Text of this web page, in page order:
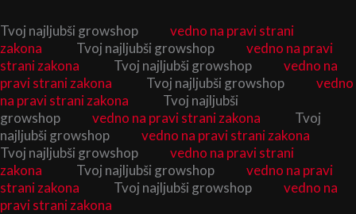
to
content
Tvoj najljubši growshop
vedno na pravi strani
zakona
Tvoj najljubši growshop
vedno na pravi
strani zakona
Tvoj najljubši growshop
vedno na
pravi strani zakona
Tvoj najljubši growshop
vedno
na pravi strani zakona
Tvoj najljubši
growshop
vedno na pravi strani zakona
Tvoj
najljubši growshop
vedno na pravi strani zakona
Tvoj najljubši growshop
vedno na pravi strani
zakona
Tvoj najljubši growshop
vedno na pravi
strani zakona
Tvoj najljubši growshop
vedno na
pravi strani zakona